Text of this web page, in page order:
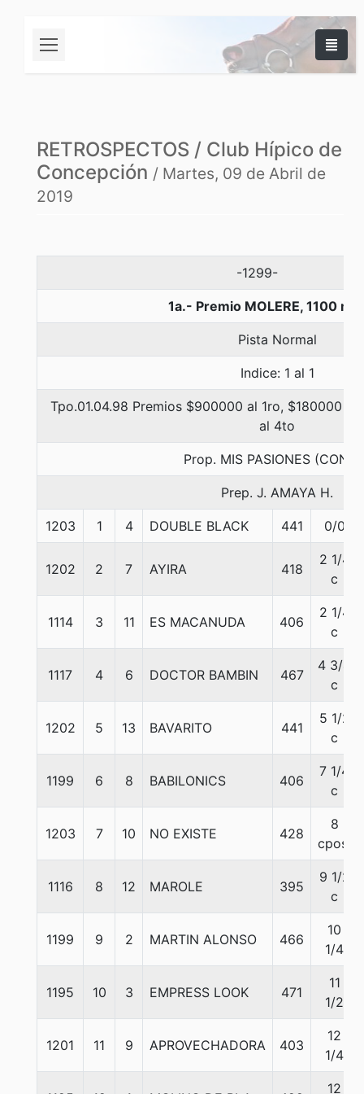
RETROSPECTOS / Club Hípico de
Concepción / Martes, 09 de Abril de
2019
-1299-
1a.- Premio MOLERE, 1100
Pista Normal
Indice: 1 al 1
Tpo.01.04.98 Premios $900000 al 1ro, $180000
al 4to
Prop. MIS PASIONES
Prep. J. AMAYA H.
1203 1 4 DOUBLE BLACK 441 0/0
1202 2 7 AYIRA 418
2 1/4
c
1114 3 11 ES MACANUDA 406
2 1/4
c
1117 4 6 DOCTOR BAMBIN 467
4 3/4
c
1202 5 13 BAVARITO 441
5 1/2
c
1199 6 8 BABILONICS 406
7 1/4
c
1203 7 10 NO EXISTE 428
8
cpos.
1116 8 12 MAROLE 395
9 1/2
c
1199 9 2 MARTIN ALONSO 466
10
1/4
1195 10 3 EMPRESS LOOK 471
11
1/2
1201 11 9 APROVECHADORA 403
12
1/4
12